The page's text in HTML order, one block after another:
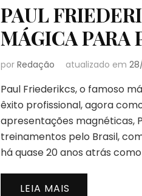
PAUL
MÁGICA PARA
por Redação atualizado em
Paul Friederikcs, o famoso
êxito profissional, agora
apresentações magnéticas,
treinamentos pelo Brasil,
há quase 20 anos atrás como
LEIA MAIS